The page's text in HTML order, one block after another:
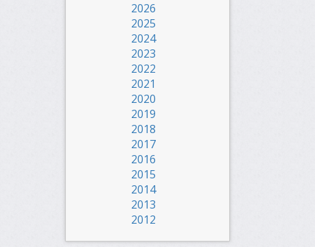
2026
2025
2024
2023
2022
2021
2020
2019
2018
2017
2016
2015
2014
2013
2012